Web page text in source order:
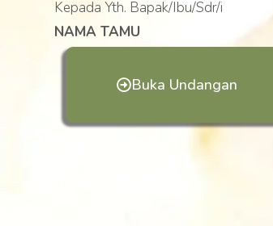
Kepada Yth. Bapak/Ibu/Sdr/i
NAMA TAMU
Buka Undangan